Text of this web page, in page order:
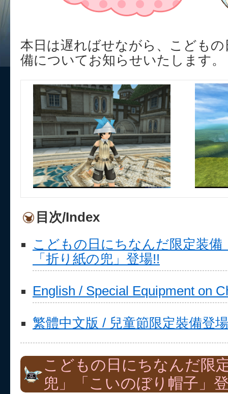
本日は遅ればせながら、こども
備についてお知らせいたします。
目次/Index
こどもの日にちなんだ限定装
「折り紙の兜」登場!!
English / Special Equipment on
繁體中文版 / 兒童節限定裝備登
こどもの日にちなんだ限
兜」「こいのぼり帽子」